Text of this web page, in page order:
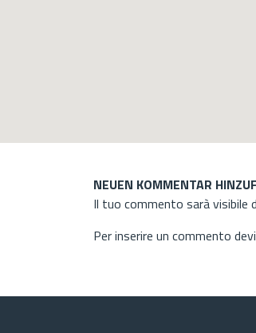
NEUEN KOMMENTAR
Il tuo commento sarà visibile
Per inserire un commento